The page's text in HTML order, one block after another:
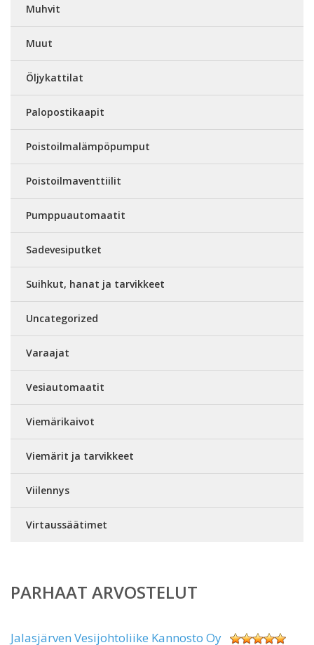
Muhvit
Muut
Öljykattilat
Palopostikaapit
Poistoilmalämpöpumput
Poistoilmaventtiilit
Pumppuautomaatit
Sadevesiputket
Suihkut, hanat ja tarvikkeet
Uncategorized
Varaajat
Vesiautomaatit
Viemärikaivot
Viemärit ja tarvikkeet
Viilennys
Virtaussäätimet
PARHAAT ARVOSTELUT
Jalasjärven Vesijohtoliike Kannosto Oy